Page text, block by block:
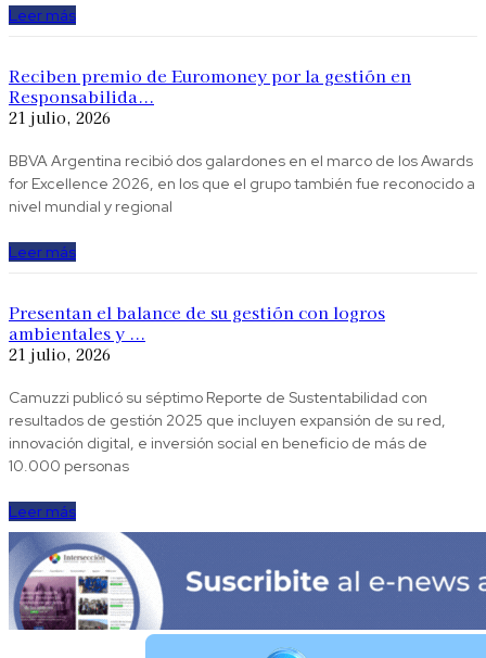
Leer más
Reciben premio de Euromoney por la gestión en
Responsabilida...
21 julio, 2026
BBVA Argentina recibió dos galardones en el marco de los Awards
for Excellence 2026, en los que el grupo también fue reconocido a
nivel mundial y regional
Leer más
Presentan el balance de su gestión con logros
ambientales y ...
21 julio, 2026
Camuzzi publicó su séptimo Reporte de Sustentabilidad con
resultados de gestión 2025 que incluyen expansión de su red,
innovación digital, e inversión social en beneficio de más de
10.000 personas
Leer más